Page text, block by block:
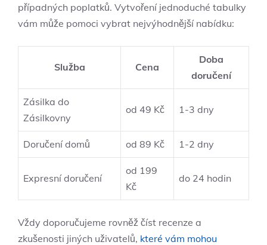
případných poplatků. Vytvoření jednoduché tabulky
vám může pomoci vybrat nejvýhodnější nabídku:
Služba Cena
Doba
doručení
Zásilka do
Zásilkovny
od 49 Kč 1-3 dny
Doručení domů od 89 Kč 1-2 dny
Expresní doručení
od 199
Kč
do 24 hodin
Vždy doporučujeme rovněž číst recenze a
zkušenosti jiných uživatelů, které vám mohou